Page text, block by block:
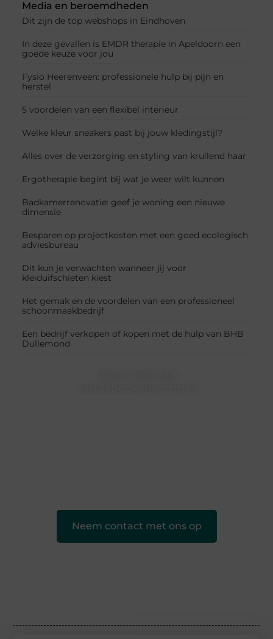
Media en beroemdheden
Dit zijn de top webshops in Eindhoven
In deze gevallen is EMDR therapie in Apeldoorn een
goede keuze voor jou
Fysio Heerenveen: professionele hulp bij pijn en
herstel
5 voordelen van een flexibel interieur
Welke kleur sneakers past bij jouw kledingstijl?
Alles over de verzorging en styling van krullend haar
Ergotherapie begint bij wat je weer wilt kunnen
Badkamerrenovatie: geef je woning een nieuwe
dimensie
Besparen op projectkosten met een goed ecologisch
adviesbureau
Dit kun je verwachten wanneer jij voor
kleiduifschieten kiest
Het gemak en de voordelen van een professioneel
schoonmaakbedrijf
Een bedrijf verkopen of kopen met de hulp van BHB
Dullemond
Neem contact met ons op